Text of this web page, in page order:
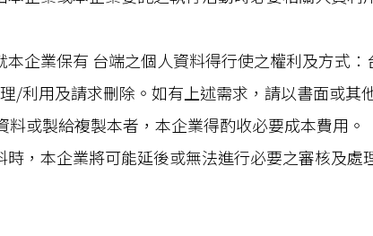
企業保有 台端之個人資料得行使之權利及方式
/利用及請求刪除。如有上述需求，請以書面或其
或製給複製本者，本企業得酌收必要成本費用。
，本企業將可能延後或無法進行必要之審核及處